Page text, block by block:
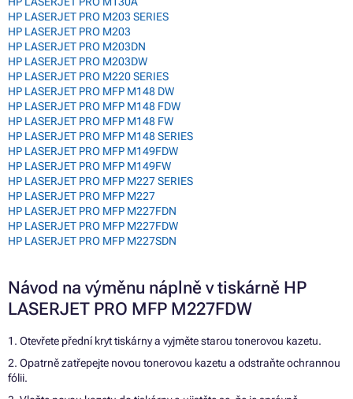
HP LASERJET PRO M203 SERIES
HP LASERJET PRO M203
HP LASERJET PRO M203DN
HP LASERJET PRO M203DW
HP LASERJET PRO M220 SERIES
HP LASERJET PRO MFP M148 DW
HP LASERJET PRO MFP M148 FDW
HP LASERJET PRO MFP M148 FW
HP LASERJET PRO MFP M148 SERIES
HP LASERJET PRO MFP M149FDW
HP LASERJET PRO MFP M149FW
HP LASERJET PRO MFP M227 SERIES
HP LASERJET PRO MFP M227
HP LASERJET PRO MFP M227FDN
HP LASERJET PRO MFP M227FDW
HP LASERJET PRO MFP M227SDN
Návod na výměnu náplně v tiskárně HP
LASERJET PRO MFP M227FDW
1. Otevřete přední kryt tiskárny a vyjměte starou tonerovou kazetu.
2. Opatrně zatřepejte novou tonerovou kazetu a odstraňte ochrannou
fólii.